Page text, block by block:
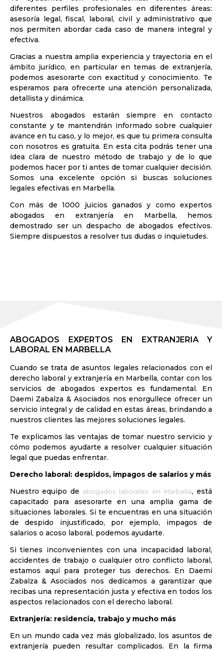
diferentes perfiles profesionales en diferentes áreas:
asesoría legal, fiscal, laboral, civil y administrativo que
nos permiten abordar cada caso de manera integral y
efectiva.
Gracias a nuestra amplia experiencia y trayectoria en el
ámbito jurídico, en particular en temas de extranjería,
podemos asesorarte con exactitud y conocimiento. Te
esperamos para ofrecerte una atención personalizada,
detallista y dinámica.
Nuestros abogados estarán siempre en contacto
constante y te mantendrán informado sobre cualquier
avance en tu caso, y lo mejor, es que tu primera consulta
con nosotros es gratuita. En esta cita podrás tener una
idea clara de nuestro método de trabajo y de lo que
podemos hacer por ti antes de tomar cualquier decisión.
Somos una excelente opción si buscas soluciones
legales efectivas en Marbella.
Con más de 1000 juicios ganados y como expertos
abogados en extranjería en Marbella, hemos
demostrado ser un despacho de abogados efectivos.
Siempre dispuestos a resolver tus dudas o inquietudes.
ABOGADOS EXPERTOS EN EXTRANJERIA Y
LABORAL EN MARBELLA
Cuando se trata de asuntos legales relacionados con el
derecho laboral y extranjería en Marbella, contar con los
servicios de abogados expertos es fundamental. En
Daemi Zabalza & Asociados nos enorgullece ofrecer un
servicio integral y de calidad en estas áreas, brindando a
nuestros clientes las mejores soluciones legales.
Te explicamos las ventajas de tomar nuestro servicio y
cómo podemos ayudarte a resolver cualquier situación
legal que puedas enfrentar.
Derecho laboral: despidos, impagos de salarios y más
Nuestro equipo de abogados laborales en Marbella, está
capacitado para asesorarte en una amplia gama de
situaciones laborales. Si te encuentras en una situación
de despido injustificado, por ejemplo, impagos de
salarios o acoso laboral, podemos ayudarte.
Si tienes inconvenientes con una incapacidad laboral,
accidentes de trabajo o cualquier otro conflicto laboral,
estamos aquí para proteger tus derechos. En Daemi
Zabalza & Asociados nos dedicamos a garantizar que
recibas una representación justa y efectiva en todos los
aspectos relacionados con el derecho laboral.
Extranjería: residencia, trabajo y mucho más
En un mundo cada vez más globalizado, los asuntos de
extranjería pueden resultar complicados. En la firma